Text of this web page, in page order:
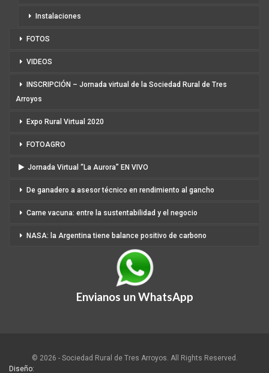
Instalaciones
FOTOS
VIDEOS
INSCRIPCIÓN – Jornada virtual de la Sociedad Rural de Tres
Arroyos
Expo Rural Virtual 2020
FOTOAGRO
Jornada Virtual “La Aurora” EN VIVO
De ganadero a asesor técnico en rendimiento al gancho
Carne vacuna: entre la sustentabilidad y el negocio
NASA: la Argentina tiene balance positivo de carbono
Envianos un WhatsApp
© 2026 - Sociedad Rural de Tres Arroyos. All Rights Reserved.
Diseño: